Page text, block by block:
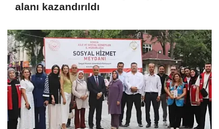
alanı kazandırıldı